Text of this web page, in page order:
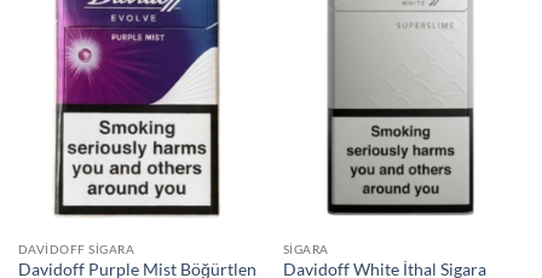
DAVIDOFF SIGARA
Davidoff Purple Mist Böğürtlen
SIGARA
Davidoff White İthal Sigara